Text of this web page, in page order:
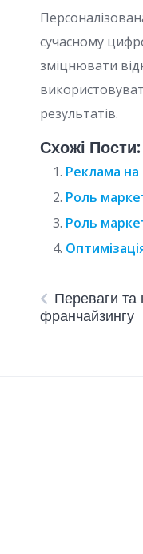
сучасному
зміцнювати
результатів.
Схожі Пости:
Реклама на
Роль
Роль
Переваги та
франчайзингу